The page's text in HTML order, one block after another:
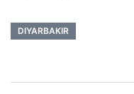
DIYARBAKIR